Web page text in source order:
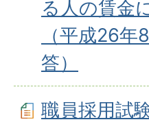
る人の賃金
（平成26年
答）
職員採用試